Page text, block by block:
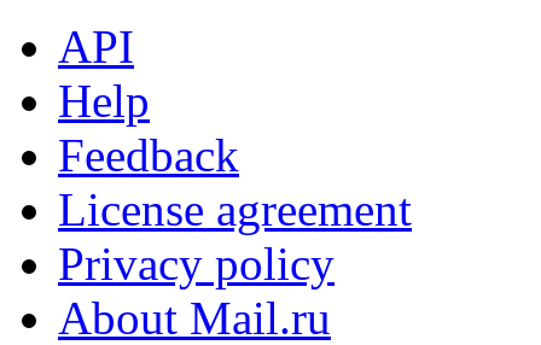
API
Help
Feedback
License agreement
Privacy policy
About Mail.ru